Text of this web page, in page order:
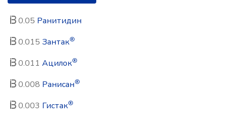
0.05 Ранитидин
0.015 Зантак®
0.011 Ацилок®
0.008 Ранисан®
0.003 Гистак®